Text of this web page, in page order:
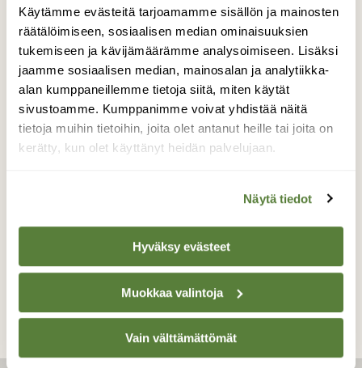
Käytämme evästeitä tarjoamamme sisällön ja mainosten
räätälöimiseen, sosiaalisen median ominaisuuksien
tukemiseen ja kävijämäärämme analysoimiseen. Lisäksi
jaamme sosiaalisen median, mainosalan ja analytiikka-
alan kumppaneillemme tietoja siitä, miten käytät
sivustoamme. Kumppanimme voivat yhdistää näitä
tietoja muihin tietoihin, joita olet antanut heille tai joita on
kerätty, kun olet käyttänyt heidän palvelujaan.
Näytä tiedot
Hyväksy evästeet
Muokkaa valintoja
Vain välttämättömät
Eräänä utuisena päivänä
Kunnon sumuja ei ole tänä syksynä vielä
esiintynyt. Taiteellinen vaikutelma on siis ollut
kehno.
TAKAISIN LISTAAN